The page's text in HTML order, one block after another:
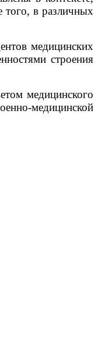
того, в различных
медицинских
строения
медицинского
медицинской